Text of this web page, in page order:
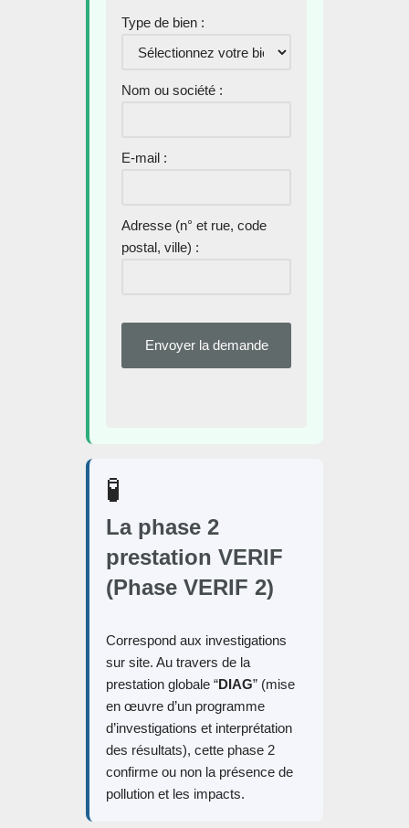
Type de bien :
Nom ou société :
E-mail :
Adresse (n° et rue, code
postal, ville) :
🧪
La phase 2
prestation VERIF
(Phase VERIF 2)
Correspond aux investigations
sur site. Au travers de la
prestation globale “DIAG” (mise
en œuvre d’un programme
d’investigations et interprétation
des résultats), cette phase 2
confirme ou non la présence de
pollution et les impacts.